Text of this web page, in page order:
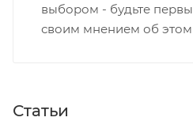
выбором - будьте
своим мнением об этом
Статьи